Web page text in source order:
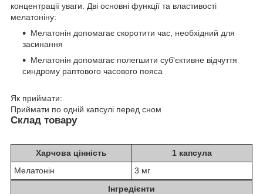
концентрації уваги. Дві основні функції та властивості
мелатоніну:
Мелатонін допомагає скоротити час, необхідний для
засинання
Мелатонін допомагає полегшити суб'єктивне відчуття
синдрому раптового часового пояса
Як приймати:
Приймати по одній капсулі перед сном
Склад товару
Харчова цінність
1 капсула
Мелатонін
3 мг
Інгредієнти